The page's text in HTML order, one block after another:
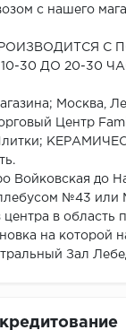
с нашего
С
30 ДО 20-30
Москва,
Центр
Войковская до
№43 или
в область
на которой
Зал